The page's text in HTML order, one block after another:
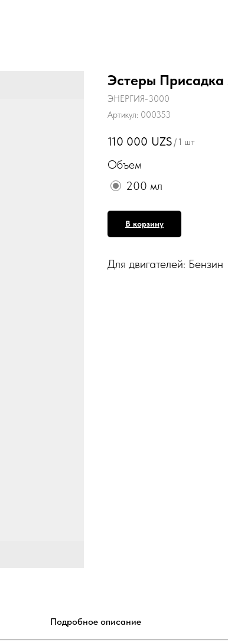
Эстеры
ЭНЕРГИЯ-3000
Артикул: 000353
110 000 UZS / 1 шт
Объем
200 мл
В корзину
Для двигателей: Бензин
Подробное описание